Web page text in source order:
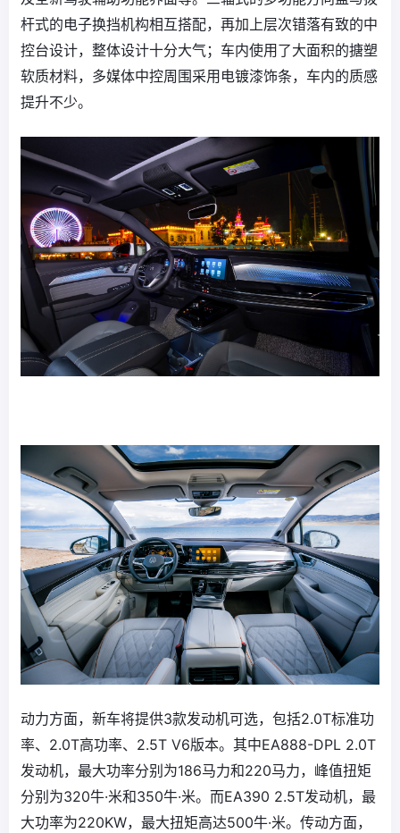
杆式的电子换挡机构相互搭配，再加上层次错落有致的中
控台设计，整体设计十分大气；车内使用了大面积的搪塑
软质材料，多媒体中控周围采用电镀漆饰条，车内的质感
提升不少。
动力方面，新车将提供3款发动机可选，包括2.0T标准功
率、2.0T高功率、2.5T V6版本。其中EA888-DPL 2.0T
发动机，最大功率分别为186马力和220马力，峰值扭矩
分别为320牛·米和350牛·米。而EA390 2.5T发动机，最
大功率为220KW，最大扭矩高达500牛·米。传动方面，